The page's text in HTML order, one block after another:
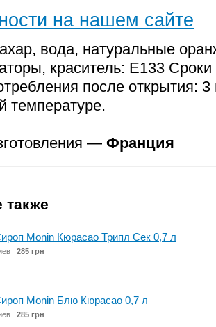
на нашем сайте
вода, натуральные
краситель: E133
после открытия:
температуре.
— Франция
также
Monin Кюрасао Трипл Сек 0,7 л
285 грн
Monin Блю Кюрасао 0,7 л
285 грн